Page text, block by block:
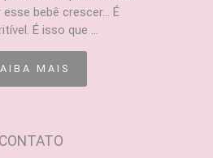
bebê crescer... É
É isso que ...
MAIS
CONTATO